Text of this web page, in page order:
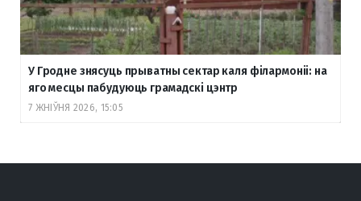
У Гродне знясуць прыватны сектар каля філармоніі: на
яго месцы пабудуюць грамадскі цэнтр
7 ЖНІЎНЯ 2026, 15:05